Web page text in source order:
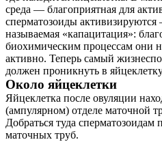
среда — благоприятная для
сперматозоиды
называемая «капацитация»:
биохимическим процессам они
активно. Теперь самый
должен проникнуть в
Около яйцеклетки
Яйцеклетка после овуляции
(ампулярном) отделе маточной
Добраться туда
маточных труб.